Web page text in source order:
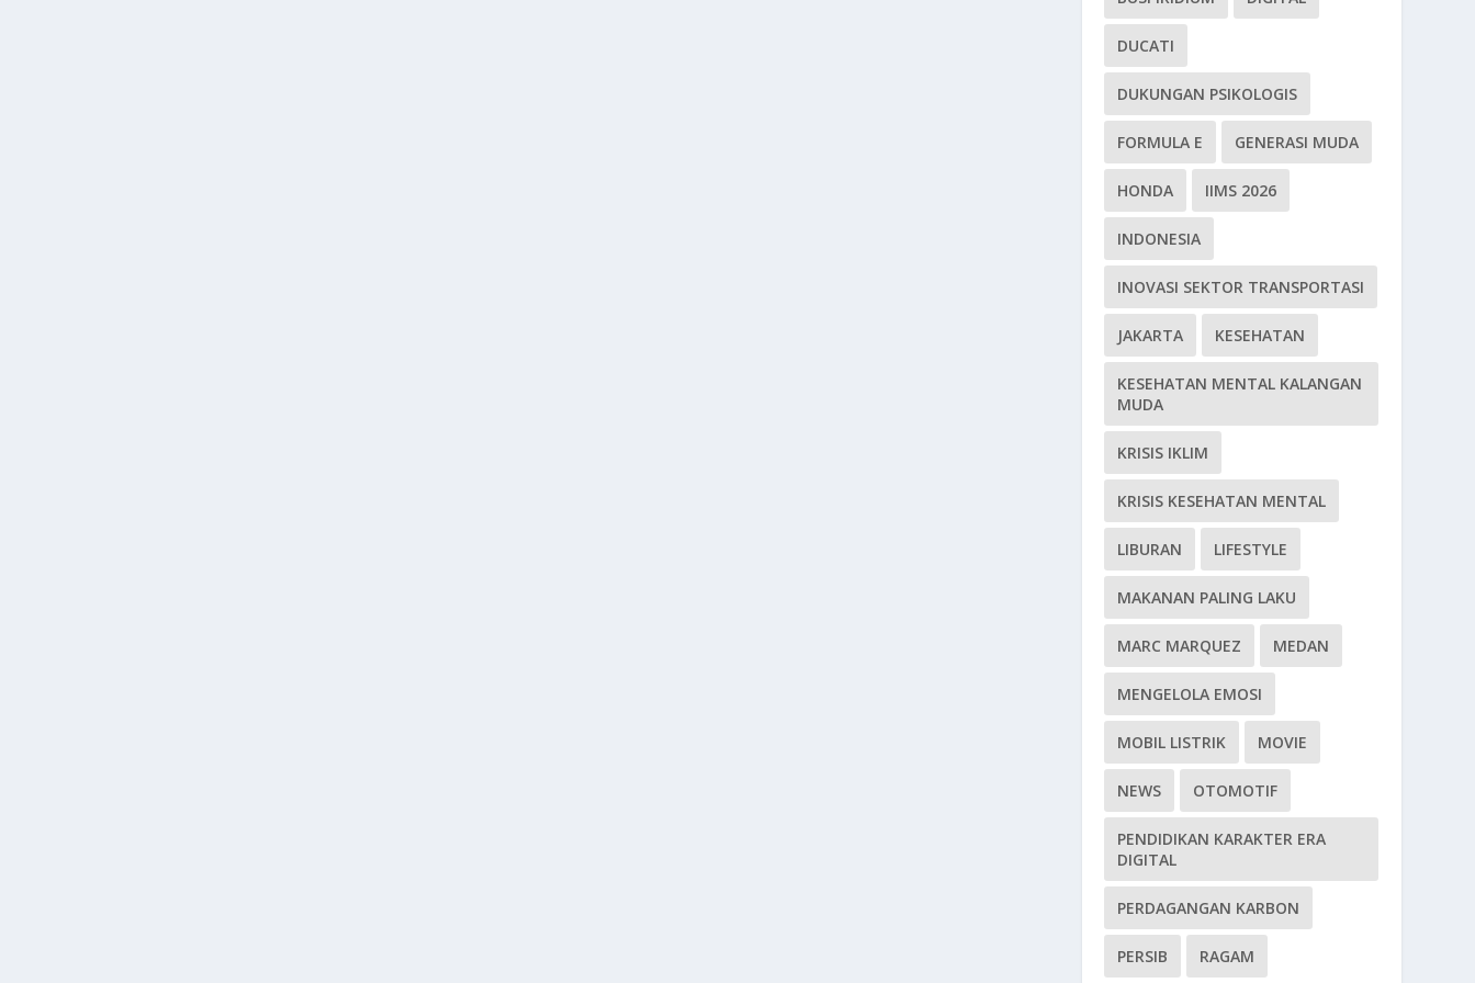
DUCATI
DUKUNGAN PSIKOLOGIS
FORMULA E GENERASI MUDA
HONDA IIMS 2026
INDONESIA
INOVASI SEKTOR TRANSPORTASI
JAKARTA KESEHATAN
KESEHATAN MENTAL KALANGAN
MUDA
KRISIS IKLIM
KRISIS KESEHATAN MENTAL
LIBURAN LIFESTYLE
MAKANAN PALING LAKU
MARC MARQUEZ MEDAN
MENGELOLA EMOSI
MOBIL LISTRIK MOVIE
NEWS OTOMOTIF
PENDIDIKAN KARAKTER ERA
DIGITAL
PERDAGANGAN KARBON
PERSIB RAGAM